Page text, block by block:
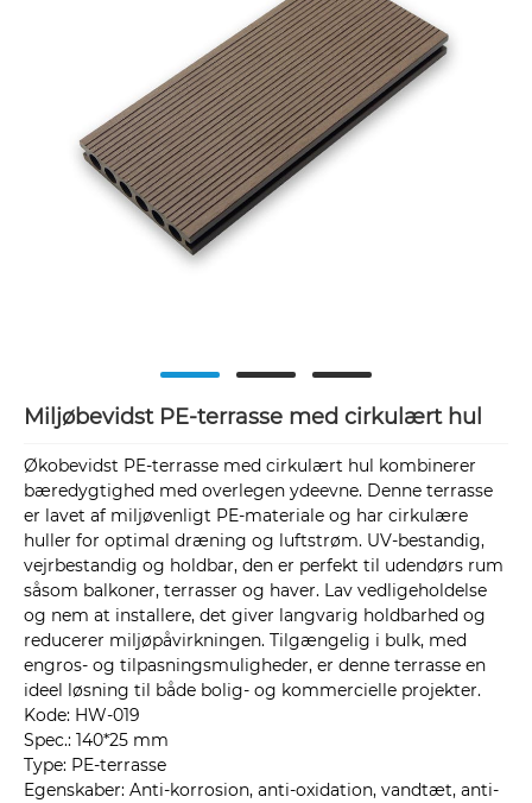
Miljøbevidst PE-terrasse med cirkulært hul
Økobevidst PE-terrasse med cirkulært hul kombinerer
bæredygtighed med overlegen ydeevne. Denne terrasse
er lavet af miljøvenligt PE-materiale og har cirkulære
huller for optimal dræning og luftstrøm. UV-bestandig,
vejrbestandig og holdbar, den er perfekt til udendørs rum
såsom balkoner, terrasser og haver. Lav vedligeholdelse
og nem at installere, det giver langvarig holdbarhed og
reducerer miljøpåvirkningen. Tilgængelig i bulk, med
engros- og tilpasningsmuligheder, er denne terrasse en
ideel løsning til både bolig- og kommercielle projekter.
Kode: HW-019
Spec.: 140*25 mm
Type: PE-terrasse
Egenskaber: Anti-korrosion, anti-oxidation, vandtæt, anti-